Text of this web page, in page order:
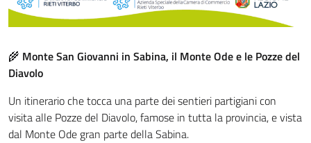
🌾 Monte San Giovanni in Sabina, il Monte Ode e le Pozze del
Diavolo
Un itinerario che tocca una parte dei sentieri partigiani con
visita alle Pozze del Diavolo, famose in tutta la provincia, e vista
dal Monte Ode gran parte della Sabina.